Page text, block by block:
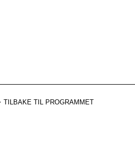
TILBAKE TIL PROGRAMMET